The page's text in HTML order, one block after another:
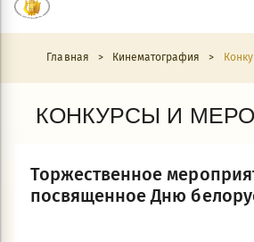
Главная > Кинематография >
КОНКУРСЫ И
Торжественное
посвященное Дню